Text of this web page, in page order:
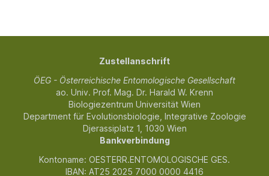
Zustellanschrift
ÖEG - Österreichische Entomologische Gesellschaft
ao. Univ. Prof. Mag. Dr. Harald W. Krenn
Biologiezentrum Universität Wien
Department für Evolutionsbiologie, Integrative Zoologie
Djerassiplatz 1, 1030 Wien
Bankverbindung
Kontoname: OESTERR.ENTOMOLOGISCHE GES.
IBAN: AT25 2025 7000 0000 4416